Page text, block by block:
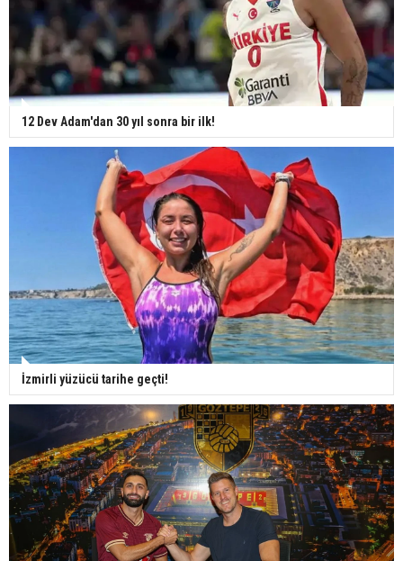
12 Dev Adam'dan 30 yıl sonra bir ilk!
İzmirli yüzücü tarihe geçti!